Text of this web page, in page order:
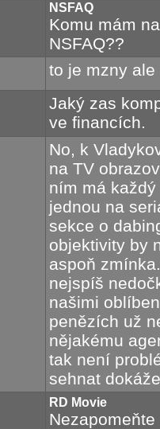
NSFAQ
Komu mám
NSFAQ??
to je mzny
Jaký zas
ve financích.
No, k
na TV
ním má
jednou na
sekce o
objektivity by
aspoň
nejspíš
našimi
penězích už
nějakému
tak není
sehnat
RD Movie